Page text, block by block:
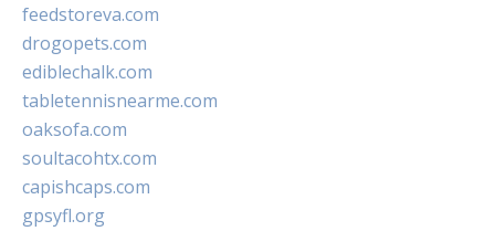
feedstoreva.com
drogopets.com
ediblechalk.com
tabletennisnearme.com
oaksofa.com
soultacohtx.com
capishcaps.com
gpsyfl.org